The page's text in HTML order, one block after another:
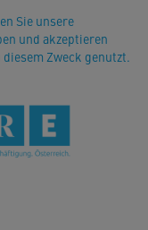
Sie unsere
und akzeptieren
Zweck genutzt.